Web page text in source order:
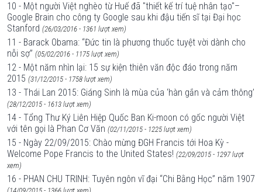
10 - Một người Việt nghèo từ Huế đã "thiết kế trí tuệ nhân tạo"–
Google Brain cho công ty Google sau khi đậu tiến sĩ tại Đại học
Stanford (26/03/2016 - 1361 lượt xem)
11 - Barack Obama: “Đức tin là phương thuốc tuyệt vời dành cho
nỗi sợ” (05/02/2016 - 1175 lượt xem)
12 - Một năm nhìn lại: 15 sự kiện thiên văn độc đáo trong năm
2015 (31/12/2015 - 1758 lượt xem)
13 - Thái Lan 2015: Giáng Sinh là mùa của ‘hàn gắn và cảm thông’
(28/12/2015 - 1613 lượt xem)
14 - Tổng Thư Ký Liên Hiệp Quốc Ban Ki-moon có gốc người Việt
với tên gọi là Phan Cơ Văn (02/11/2015 - 1225 lượt xem)
15 - Ngày 22/09/2015: Chào mừng ĐGH Francis tới Hoa Kỳ -
Welcome Pope Francis to the United States! (22/09/2015 - 1297 lượt
xem)
16 - PHAN CHU TRINH: Tuyên ngôn vĩ đại “Chi Bằng Học” năm 1907